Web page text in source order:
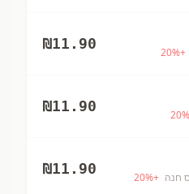
+
20%
₪11.90
20%
₪11.90
חנה +
20%
₪11.90